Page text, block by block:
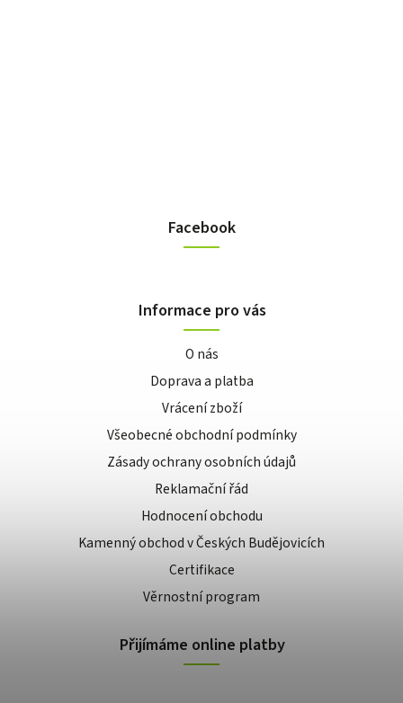
Facebook
Informace pro vás
O nás
Doprava a platba
Vrácení zboží
Všeobecné obchodní podmínky
Zásady ochrany osobních údajů
Reklamační řád
Hodnocení obchodu
Kamenný obchod v Českých Budějovicích
Certifikace
Věrnostní program
Přijímáme online platby